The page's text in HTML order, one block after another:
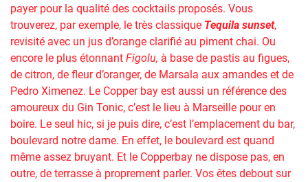
payer pour la qualité des cocktails proposés. Vous
trouverez, par exemple, le très classique Tequila sunset,
revisité avec un jus d’orange clarifié au piment chai. Ou
encore le plus étonnant Figolu, à base de pastis au figues,
de citron, de fleur d’oranger, de Marsala aux amandes et de
Pedro Ximenez. Le Copper bay est aussi un référence des
amoureux du Gin Tonic, c’est le lieu à Marseille pour en
boire. Le seul hic, si je puis dire, c’est l’emplacement du bar,
boulevard notre dame. En effet, le boulevard est quand
même assez bruyant. Et le Copperbay ne dispose pas, en
outre, de terrasse à proprement parler. Vos êtes debout sur